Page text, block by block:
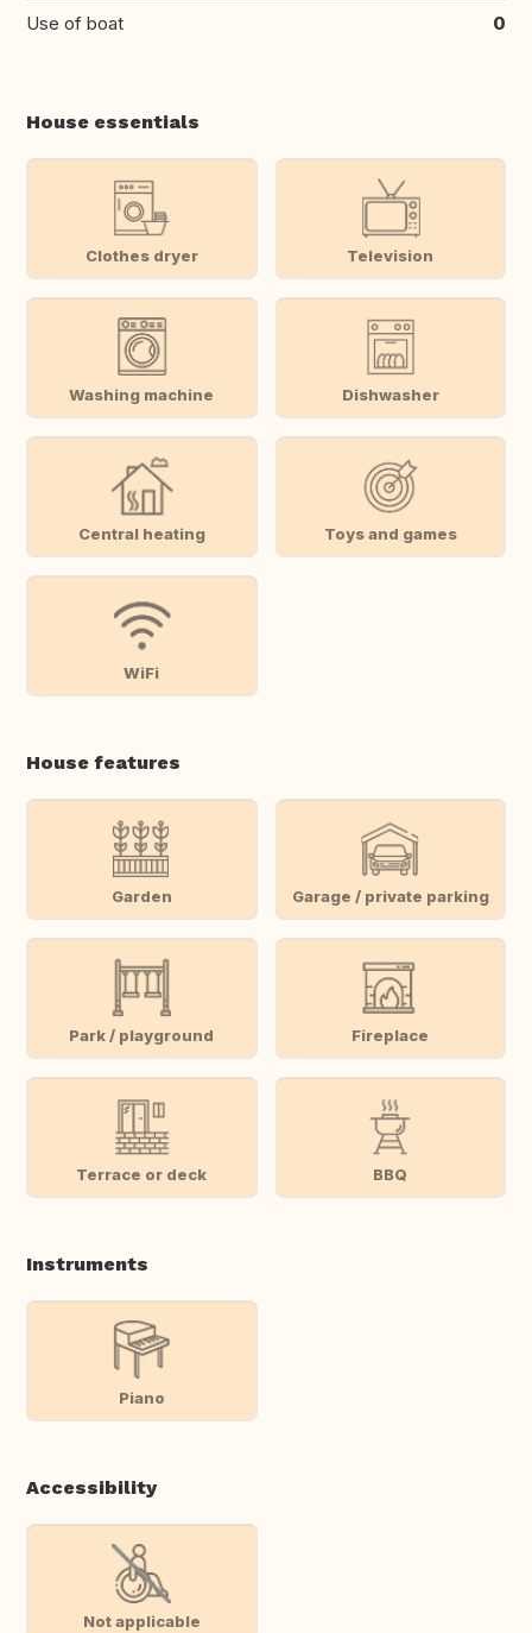
Use of boat 0
House essentials
Clothes dryer Television
Washing machine Dishwasher
Central heating Toys and games
WiFi
House features
Garden Garage / private parking
Park / playground Fireplace
Terrace or deck BBQ
Instruments
Piano
Accessibility
Not applicable